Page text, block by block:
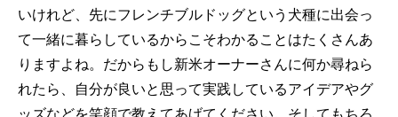
いけれど、先にフレンチブルドッグという犬種に出会っ
て一緒に暮らしているからこそわかることはたくさんあ
りますよね。だからもし新米オーナーさんに何か尋ねら
れたら、自分が良いと思って実践しているアイデアやグ
ッズなどを笑顔で教えてあげてください。そしてもちろ